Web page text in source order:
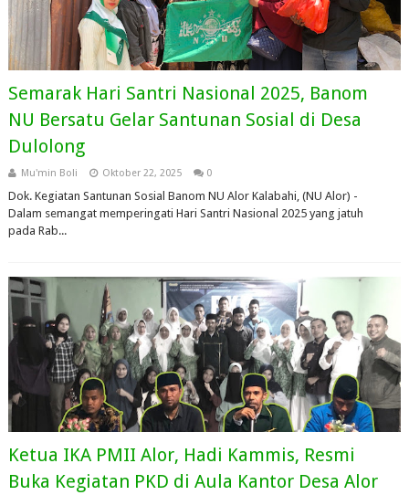
Semarak Hari Santri Nasional 2025, Banom
NU Bersatu Gelar Santunan Sosial di Desa
Dulolong
Mu'min Boli Oktober 22, 2025 0
Dok. Kegiatan Santunan Sosial Banom NU Alor Kalabahi, (NU Alor) -
Dalam semangat memperingati Hari Santri Nasional 2025 yang jatuh
pada Rab...
Ketua IKA PMII Alor, Hadi Kammis, Resmi
Buka Kegiatan PKD di Aula Kantor Desa Alor